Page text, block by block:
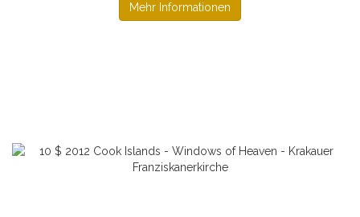
Mehr Informationen